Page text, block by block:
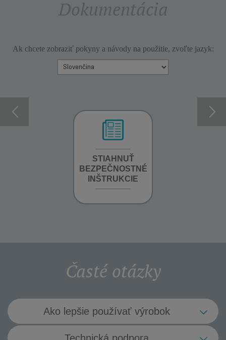
Dokumentácia
Ak chcete zobraziť pokyny a návody na použitie, zvoľte jazyk:
STIAHNUŤ
BEZPEČNOSTNÉ
INŠTRUKCIE
Časté otázky
Ako lepšie používať výrobok
Čo mám urobiť, aby môj vysávač